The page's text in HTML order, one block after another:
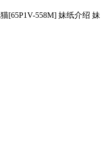
[65P1V-558M] 妹纸介绍 妹